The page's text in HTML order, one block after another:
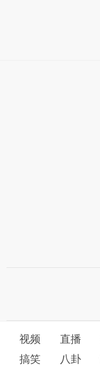
视频 直播
搞笑
八卦